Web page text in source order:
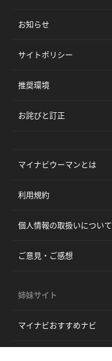
お知らせ
サイトポリシー
推奨環境
お詫びと訂正
マイナビウーマンとは
利用規約
個人情報の取扱いについて
ご意見・ご感想
姉妹サイト
マイナビおすすめナビ